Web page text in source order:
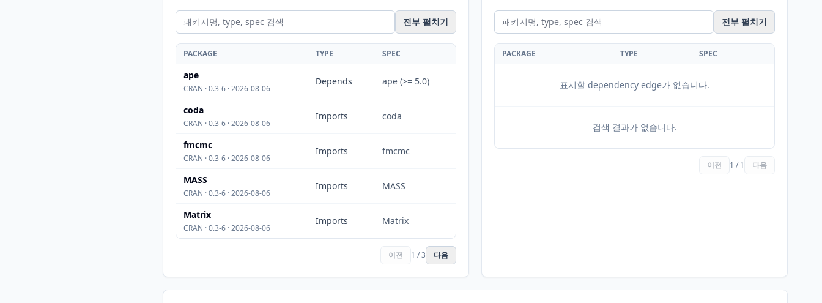
전부 펼치기
PACKAGE TYPE SPEC
ape
CRAN · 0.3-6 · 2026-08-06
Depends ape (>= 5.0)
coda
CRAN · 0.3-6 · 2026-08-06
Imports coda
fmcmc
CRAN · 0.3-6 · 2026-08-06
Imports fmcmc
MASS
CRAN · 0.3-6 · 2026-08-06
Imports MASS
Matrix
CRAN · 0.3-6 · 2026-08-06
Imports Matrix
이전 1 / 3 다음
전부 펼치기
PACKAGE TYPE SPEC
표시할 dependency edge가 없습니다.
검색 결과가 없습니다.
이전 1 / 1 다음